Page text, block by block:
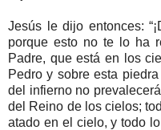
Jesús le dijo entonces:
porque esto no te lo ha
Padre, que está en los
Pedro y sobre esta
del infierno no
del Reino de los cielos;
atado en el cielo, y todo